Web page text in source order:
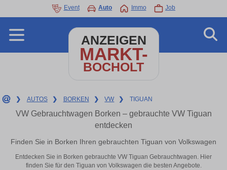
Event Auto Immo Job
ANZEIGEN
MARKT-
BOCHOLT
❯ AUTOS ❯ BORKEN ❯ VW ❯ TIGUAN
VW Gebrauchtwagen Borken – gebrauchte VW Tiguan
entdecken
Finden Sie in Borken Ihren gebrauchten Tiguan von Volkswagen
Entdecken Sie in Borken gebrauchte VW Tiguan Gebrauchtwagen. Hier
finden Sie für den Tiguan von Volkswagen die besten Angebote.